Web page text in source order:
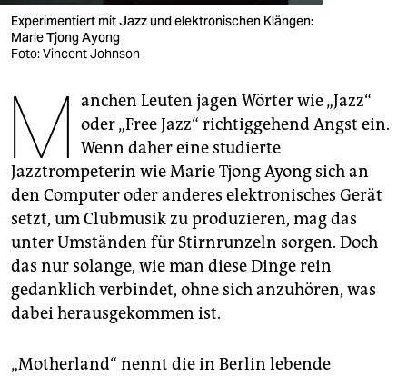
fragen & hilfe
unterstützen
genossenschaft
epaper login
Experimentiert mit Jazz und elektronischen Klängen:
Marie Tjong Ayong
Foto: Vincent Johnson
M anchen Leuten jagen Wörter wie „Jazz“
oder „Free Jazz“ richtiggehend Angst ein.
Wenn daher eine studierte
Jazztrompeterin wie Marie Tjong Ayong sich an
den Computer oder anderes elektronisches Gerät
setzt, um Clubmusik zu produzieren, mag das
unter Umständen für Stirnrunzeln sorgen. Doch
das nur solange, wie man diese Dinge rein
gedanklich verbindet, ohne sich anzuhören, was
dabei herausgekommen ist.
„Motherland“ nennt die in Berlin lebende